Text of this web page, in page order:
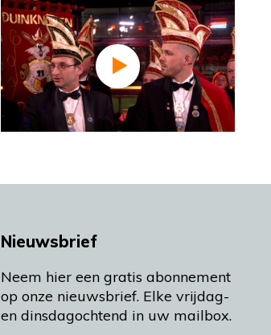
Nieuwsbrief
Neem hier een gratis abonnement
op onze nieuwsbrief. Elke vrijdag-
en dinsdagochtend in uw mailbox.